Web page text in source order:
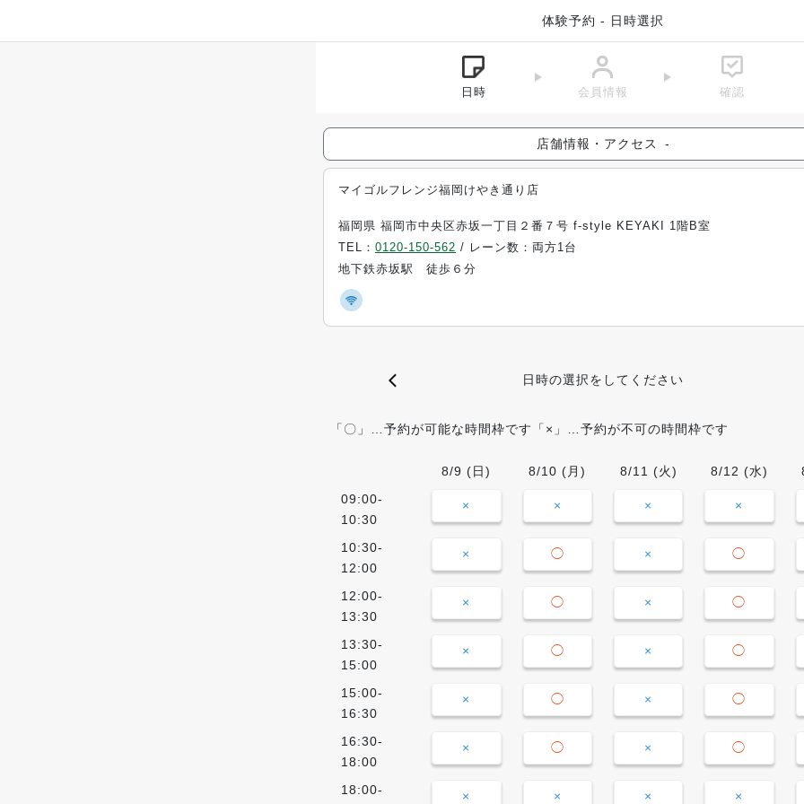
体験予約 - 日時選択
日時 会員情報 確認
店舗情報・アクセス -
マイゴルフレンジ福岡けやき通り店
福岡県 福岡市中央区赤坂一丁目２番７号 f-style KEYAKI 1階B室
TEL： 0120-150-562 / レーン数：両方1台
地下鉄赤坂駅 徒歩６分
日時の選択をしてください
「〇」…予約が可能な時間枠です「×」…予約が不可の時間枠です
8/9(日) 8/10(月) 8/11 (火) 8/12 (水)
09:00-
10:30
× × × ×
10:30-
12:00
× ◯ × ◯
12:00-
13:30
× ◯ × ◯
13:30-
15:00
× ◯ × ◯
15:00-
16:30
× ◯ × ◯
16:30-
18:00
× ◯ × ◯
18:00-
× × × ×